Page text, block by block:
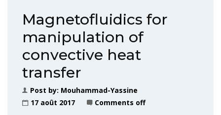
Magnetofluidics for
manipulation of
convective heat
transfer
Post by: Mouhammad-Yassine
17 août 2017
Comments off